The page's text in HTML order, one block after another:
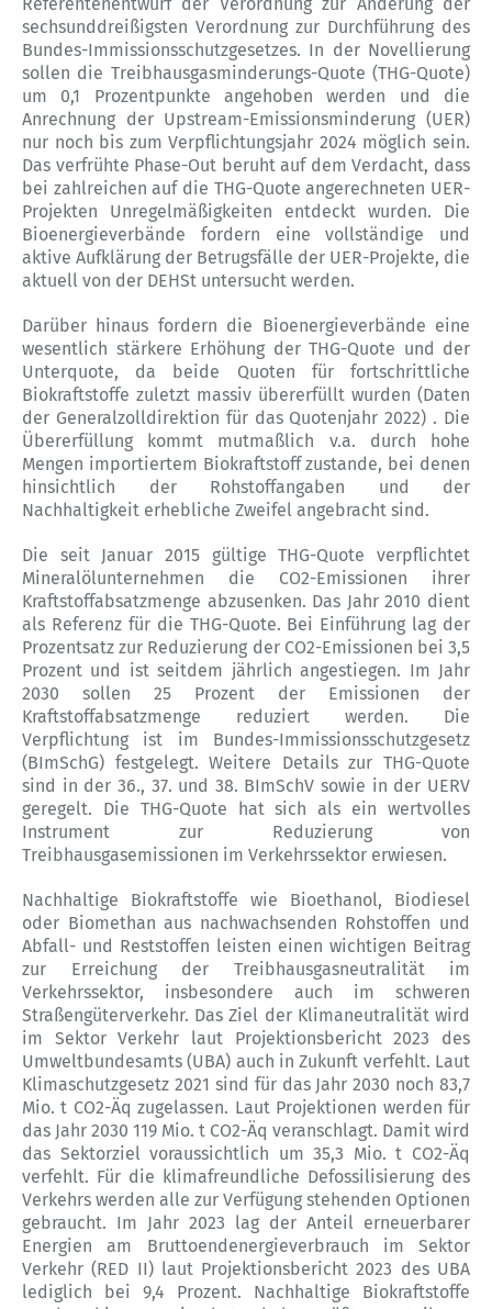
Referentenentwurf der Verordnung zur Änderung der
sechsunddreißigsten Verordnung zur Durchführung des
Bundes-Immissionsschutzgesetzes. In der Novellierung
sollen die Treibhausgasminderungs-Quote (THG-Quote)
um 0,1 Prozentpunkte angehoben werden und die
Anrechnung der Upstream-Emissionsminderung (UER)
nur noch bis zum Verpflichtungsjahr 2024 möglich sein.
Das verfrühte Phase-Out beruht auf dem Verdacht, dass
bei zahlreichen auf die THG-Quote angerechneten UER-
Projekten Unregelmäßigkeiten entdeckt wurden. Die
Bioenergieverbände fordern eine vollständige und
aktive Aufklärung der Betrugsfälle der UER-Projekte, die
aktuell von der DEHSt untersucht werden.
Darüber hinaus fordern die Bioenergieverbände eine
wesentlich stärkere Erhöhung der THG-Quote und der
Unterquote, da beide Quoten für fortschrittliche
Biokraftstoffe zuletzt massiv übererfüllt wurden (Daten
der Generalzolldirektion für das Quotenjahr 2022) . Die
Übererfüllung kommt mutmaßlich v.a. durch hohe
Mengen importiertem Biokraftstoff zustande, bei denen
hinsichtlich der Rohstoffangaben und der
Nachhaltigkeit erhebliche Zweifel angebracht sind.
Die seit Januar 2015 gültige THG-Quote verpflichtet
Mineralölunternehmen die CO2-Emissionen ihrer
Kraftstoffabsatzmenge abzusenken. Das Jahr 2010 dient
als Referenz für die THG-Quote. Bei Einführung lag der
Prozentsatz zur Reduzierung der CO2-Emissionen bei 3,5
Prozent und ist seitdem jährlich angestiegen. Im Jahr
2030 sollen 25 Prozent der Emissionen der
Kraftstoffabsatzmenge reduziert werden. Die
Verpflichtung ist im Bundes-Immissionsschutzgesetz
(BImSchG) festgelegt. Weitere Details zur THG-Quote
sind in der 36., 37. und 38. BImSchV sowie in der UERV
geregelt. Die THG-Quote hat sich als ein wertvolles
Instrument zur Reduzierung von
Treibhausgasemissionen im Verkehrssektor erwiesen.
Nachhaltige Biokraftstoffe wie Bioethanol, Biodiesel
oder Biomethan aus nachwachsenden Rohstoffen und
Abfall- und Reststoffen leisten einen wichtigen Beitrag
zur Erreichung der Treibhausgasneutralität im
Verkehrssektor, insbesondere auch im schweren
Straßengüterverkehr. Das Ziel der Klimaneutralität wird
im Sektor Verkehr laut Projektionsbericht 2023 des
Umweltbundesamts (UBA) auch in Zukunft verfehlt. Laut
Klimaschutzgesetz 2021 sind für das Jahr 2030 noch 83,7
Mio. t CO2-Äq zugelassen. Laut Projektionen werden für
das Jahr 2030 119 Mio. t CO2-Äq veranschlagt. Damit wird
das Sektorziel voraussichtlich um 35,3 Mio. t CO2-Äq
verfehlt. Für die klimafreundliche Defossilisierung des
Verkehrs werden alle zur Verfügung stehenden Optionen
gebraucht. Im Jahr 2023 lag der Anteil erneuerbarer
Energien am Bruttoendenergieverbrauch im Sektor
Verkehr (RED II) laut Projektionsbericht 2023 des UBA
lediglich bei 9,4 Prozent. Nachhaltige Biokraftstoffe